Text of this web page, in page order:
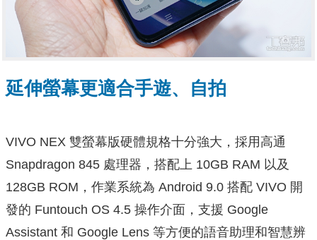
延伸螢幕更適合手遊、自拍
VIVO NEX 雙螢幕版硬體規格十分強大，採用高通
Snapdragon 845 處理器，搭配上 10GB RAM 以及
128GB ROM，作業系統為 Android 9.0 搭配 VIVO 開
發的 Funtouch OS 4.5 操作介面，支援 Google
Assistant 和 Google Lens 等方便的語音助理和智慧辨